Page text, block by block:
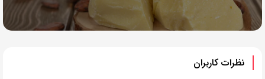
نظرات کاربران